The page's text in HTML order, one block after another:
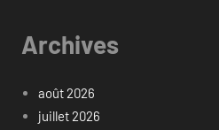
Archives
août 2026
juillet 2026